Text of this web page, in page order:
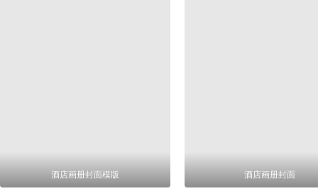
酒店画册封面模版 酒店画册封面